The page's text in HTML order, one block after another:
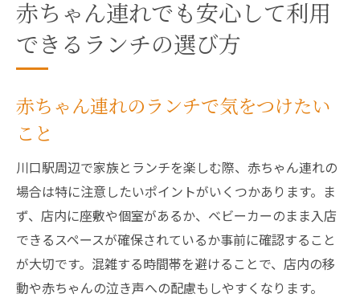
赤ちゃん連れでも安心して利用
できるランチの選び方
赤ちゃん連れのランチで気をつけたい
こと
川口駅周辺で家族とランチを楽しむ際、赤ちゃん連れの
場合は特に注意したいポイントがいくつかあります。ま
ず、店内に座敷や個室があるか、ベビーカーのまま入店
できるスペースが確保されているか事前に確認すること
が大切です。混雑する時間帯を避けることで、店内の移
動や赤ちゃんの泣き声への配慮もしやすくなります。